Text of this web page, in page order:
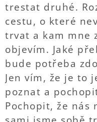
trestat druhé.
cestu, o které
trvat a kam mne
objevím. Jaké
bude potřeba
Jen vím, že je to
poznat a
Pochopit, že nás